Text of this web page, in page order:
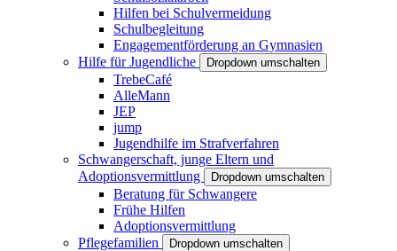
Hilfen bei Schulvermeidung
Schulbegleitung
Engagementförderung an Gymnasien
Hilfe für Jugendliche
Dropdown umschalten
TrebeCafé
AlleMann
JEP
jump
Jugendhilfe im Strafverfahren
Schwangerschaft, junge Eltern und
Adoptionsvermittlung
Dropdown umschalten
Beratung für Schwangere
Frühe Hilfen
Adoptionsvermittlung
Pflegefamilien
Dropdown umschalten